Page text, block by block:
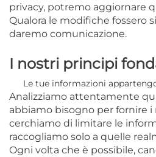
privacy, potremo aggiornare
Qualora le modifiche fossero
daremo comunicazione.
I nostri principi
Le tue informazioni
Analizziamo attentamente
abbiamo bisogno per fornire i
cerchiamo di limitare le
raccogliamo solo a quelle
Ogni volta che è possibile,